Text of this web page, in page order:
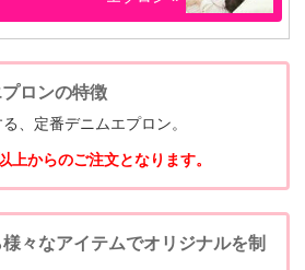
ロンの特徴
、定番デニムエプロン。
からのご注文となります。
々なアイテムでオリジナルを制